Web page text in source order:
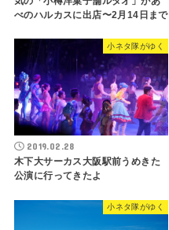
べのハルカスに出店〜2月14日まで
小ネタ隊がゆく
2019.02.28
木下大サーカス大阪駅前うめきた
公演に行ってきたよ
小ネタ隊がゆく